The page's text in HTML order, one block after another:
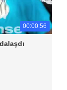
00:00:56